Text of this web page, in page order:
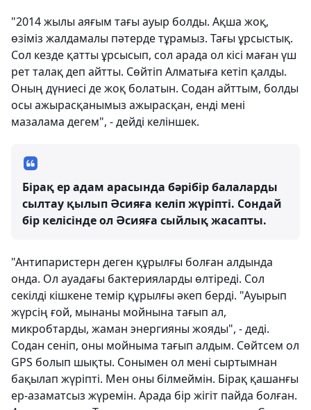
"2014 жылы аяғым тағы ауыр болды. Ақша жоқ,
өзіміз жалдамалы пәтерде тұрамыз. Тағы ұрсыстық.
Сол кезде қатты ұрсысып, сол арада ол кісі маған үш
рет талақ деп айтты. Сөйтіп Алматыға кетіп қалды.
Оның дүниесі де жоқ болатын. Содан айттым, болды
осы ажырасқанымыз ажырасқан, енді мені
мазалама дегем", - дейді келіншек.
Бірақ ер адам арасында бәрібір балаларды
сылтау қылып Әсияға келіп жүріпті. Сондай
бір келісінде ол Әсияға сыйлық жасапты.
"Антипаристерн деген құрылғы болған алдында
онда. Ол ауадағы бактерияларды өлтіреді. Сол
секілді кішкене темір құрылғы әкеп берді. "Ауырып
жүрсің ғой, мынаны мойнына тағып ал,
микробтарды, жаман энергияны жояды", - деді.
Содан сеніп, оны мойныма тағып алдым. Сөйтсем ол
GPS болып шықты. Сонымен ол мені сыртымнан
бақылап жүріпті. Мен оны білмеймін. Бірақ қашанғы
ер-азаматсыз жүремін. Арада бір жігіт пайда болған.